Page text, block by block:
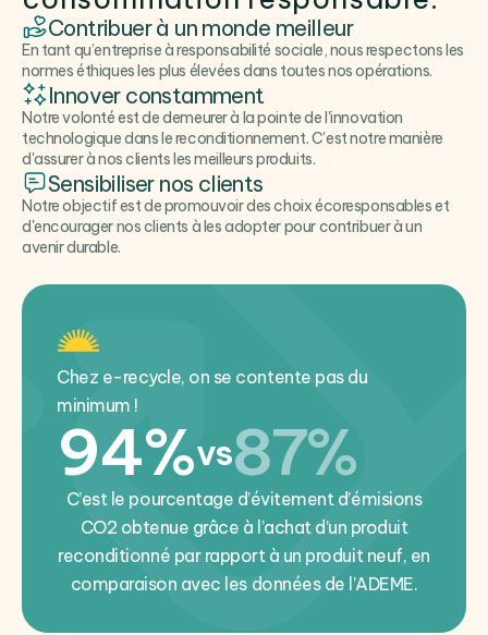
Contribuer à un monde meilleur
En tant qu’entreprise à responsabilité sociale, nous respectons les
normes éthiques les plus élevées dans toutes nos opérations.
Innover constamment
Notre volonté est de demeurer à la pointe de l'innovation
technologique dans le reconditionnement. C'est notre manière
d'assurer à nos clients les meilleurs produits.
Sensibiliser nos clients
Notre objectif est de promouvoir des choix écoresponsables et
d'encourager nos clients à les adopter pour contribuer à un
avenir durable.
Chez e-recycle, on se contente pas du
minimum !
94%vs87%
C’est le pourcentage d’évitement d’émisions
CO2 obtenue grâce à l’achat d’un produit
reconditionné par rapport à un produit neuf, en
comparaison avec les données de l’ADEME.